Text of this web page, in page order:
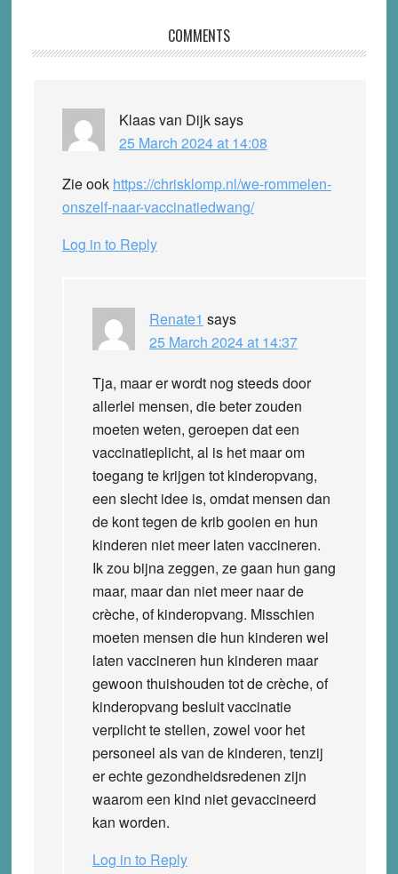
Interactions
COMMENTS
Klaas van Dijksays
25 March 2024 at 14:08
Zie ook https://chrisklomp.nl/we-rommelen-
onszelf-naar-vaccinatiedwang/
Log in to Reply
Renate1 says
25 March 2024 at 14:37
Tja, maar er wordt nog steeds door
allerlei mensen, die beter zouden
moeten weten, geroepen dat een
vaccinatieplicht, al is het maar om
toegang te krijgen tot kinderopvang,
een slecht idee is, omdat mensen dan
de kont tegen de krib gooien en hun
kinderen niet meer laten vaccineren.
Ik zou bijna zeggen, ze gaan hun gang
maar, maar dan niet meer naar de
crèche, of kinderopvang. Misschien
moeten mensen die hun kinderen wel
laten vaccineren hun kinderen maar
gewoon thuishouden tot de crèche, of
kinderopvang besluit vaccinatie
verplicht te stellen, zowel voor het
personeel als van de kinderen, tenzij
er echte gezondheidsredenen zijn
waarom een kind niet gevaccineerd
kan worden.
Log in to Reply